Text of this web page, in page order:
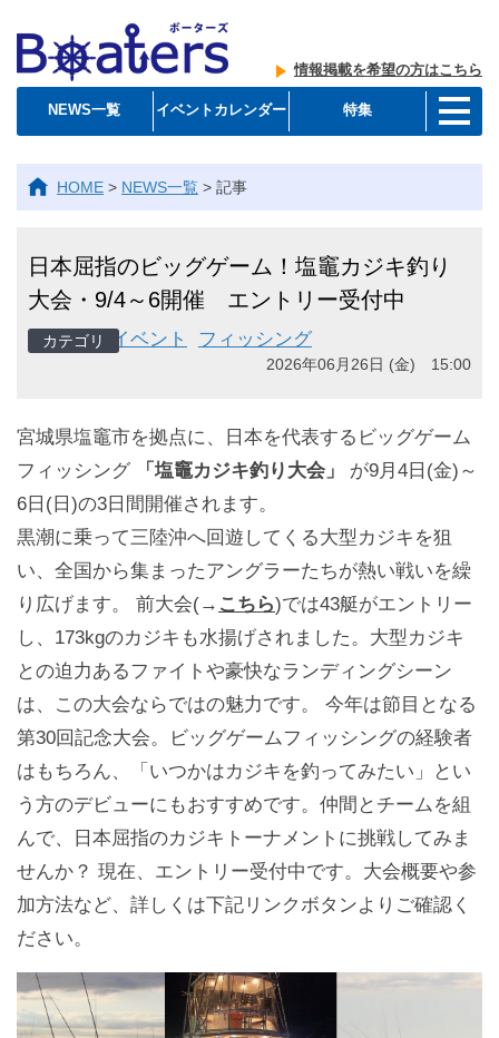
情報掲載を希望の方はこちら
NEWS一覧 イベントカレンダー 特集
HOME > NEWS一覧 > 記事
日本屈指のビッグゲーム！塩竈カジキ釣り
大会・9/4～6開催 エントリー受付中
イベント フィッシング
2026年06月26日 (金) 15:00
宮城県塩竈市を拠点に、日本を代表するビッグゲーム
フィッシング
「塩竈カジキ釣り大会」
が9月4日(金)～
6日(日)の3日間開催されます。
黒潮に乗って三陸沖へ回遊してくる大型カジキを狙
い、全国から集まったアングラーたちが熱い戦いを繰
り広げます。 前大会(→ こちら)では43艇がエントリー
し、173kgのカジキも水揚げされました。大型カジキ
との迫力あるファイトや豪快なランディングシーン
は、この大会ならではの魅力です。 今年は節目となる
第30回記念大会。ビッグゲームフィッシングの経験者
はもちろん、「いつかはカジキを釣ってみたい」とい
う方のデビューにもおすすめです。仲間とチームを組
んで、日本屈指のカジキトーナメントに挑戦してみま
せんか？ 現在、エントリー受付中です。大会概要や参
加方法など、詳しくは下記リンクボタンよりご確認く
ださい。